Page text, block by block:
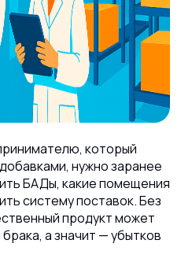
который
нужно заранее
БАДы, какие помещения
систему поставок. Без
продукт может
а значит — убытков